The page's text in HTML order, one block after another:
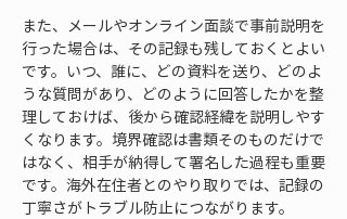
また、メールやオンライン面談で事前説明を
行った場合は、その記録も残しておくとよい
です。いつ、誰に、どの資料を送り、どのよ
うな質問があり、どのように回答したかを整
理しておけば、後から確認経緯を説明しやす
くなります。境界確認は書類そのものだけで
はなく、相手が納得して署名した過程も重要
です。海外在住者とのやり取りでは、記録の
丁寧さがトラブル防止につながります。